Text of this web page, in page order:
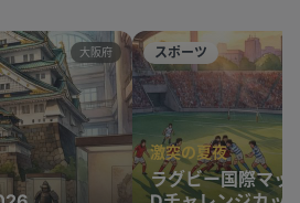
大阪府 スポーツ
激突の夏夜
ラグビー国際マッ